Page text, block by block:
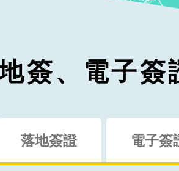
簽、電子簽
落地簽證 電子簽